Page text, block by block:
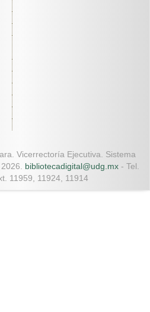
Vicerrectoría Ejecutiva. Sistema
bibliotecadigital@udg.mx - Tel.
11959, 11924, 11914